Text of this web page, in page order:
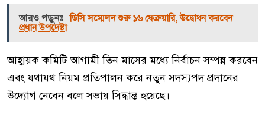
আরও পড়ুনঃ ডিসি সম্মেলন শুরু ১৬ ফেব্রুয়ারি, উদ্বোধন করবেন
প্রধান উপদেষ্টা
আহ্বায়ক কমিটি আগামী তিন মাসের মধ্যে নির্বাচন সম্পন্ন করবেন
এবং যথাযথ নিয়ম প্রতিপালন করে নতুন সদস্যপদ প্রদানের
উদ্যোগ নেবেন বলে সভায় সিদ্ধান্ত হয়েছে।